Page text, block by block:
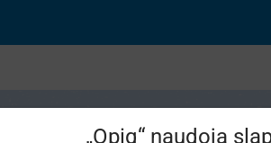
„Opiq“ naudoja